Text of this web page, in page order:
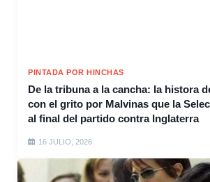
PINTADA POR HINCHAS
De la tribuna a la cancha: la histora
con el grito por Malvinas que la
al final del partido contra Inglaterra
16 JULIO, 2026